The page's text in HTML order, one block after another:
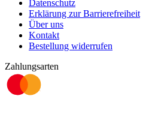
Datenschutz
Erklärung zur Barrierefreiheit
Über uns
Kontakt
Bestellung widerrufen
Zahlungsarten